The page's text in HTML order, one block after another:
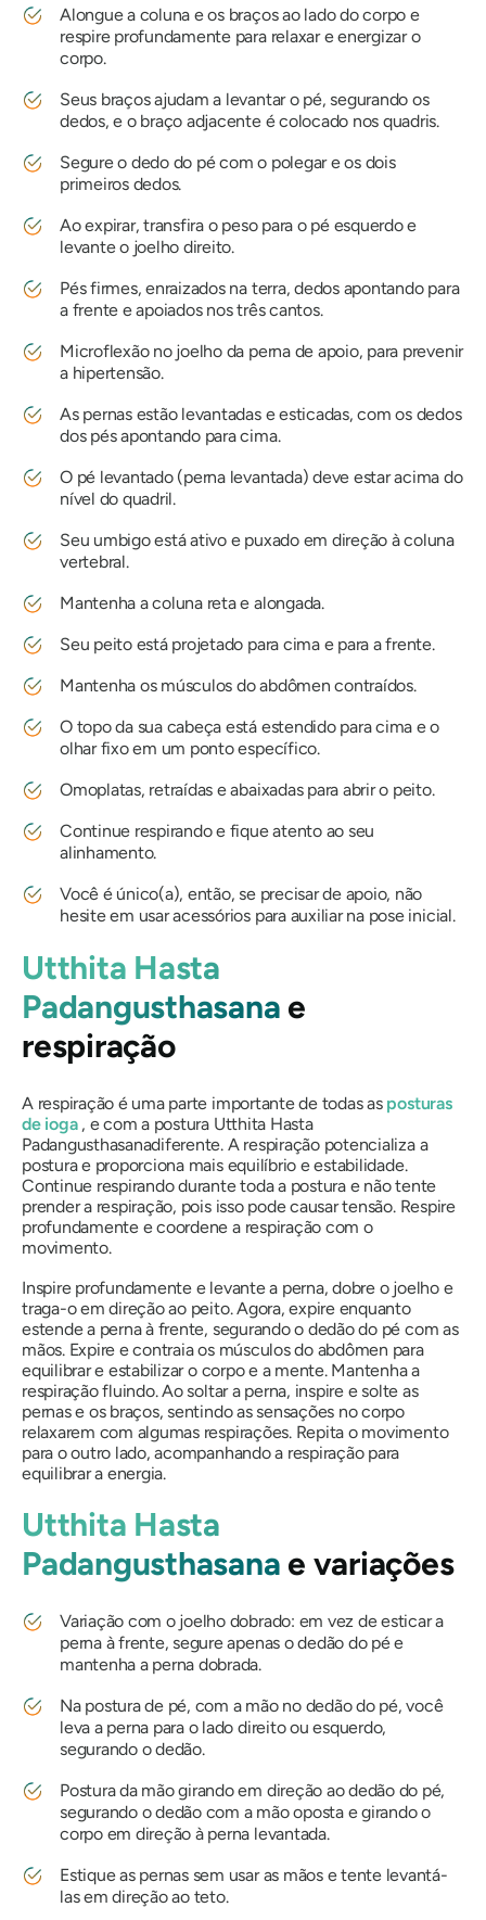
Alongue a coluna e os braços ao lado do corpo e
respire profundamente para relaxar e energizar o
corpo.
Seus braços ajudam a levantar o pé, segurando os
dedos, e o braço adjacente é colocado nos quadris.
Segure o dedo do pé com o polegar e os dois
primeiros dedos.
Ao expirar, transfira o peso para o pé esquerdo e
levante o joelho direito.
Pés firmes, enraizados na terra, dedos apontando para
a frente e apoiados nos três cantos.
Microflexão no joelho da perna de apoio, para prevenir
a hipertensão.
As pernas estão levantadas e esticadas, com os dedos
dos pés apontando para cima.
O pé levantado (perna levantada) deve estar acima do
nível do quadril.
Seu umbigo está ativo e puxado em direção à coluna
vertebral.
Mantenha a coluna reta e alongada.
Seu peito está projetado para cima e para a frente.
Mantenha os músculos do abdômen contraídos.
O topo da sua cabeça está estendido para cima e o
olhar fixo em um ponto específico.
Omoplatas, retraídas e abaixadas para abrir o peito.
Continue respirando e fique atento ao seu
alinhamento.
Você é único(a), então, se precisar de apoio, não
hesite em usar acessórios para auxiliar na pose inicial.
Utthita Hasta
Padangusthasana e
respiração
A respiração é uma parte importante de todas as posturas
de ioga, e com a postura Utthita Hasta
Padangusthasanadiferente. A respiração potencializa a
postura e proporciona mais equilíbrio e estabilidade.
Continue respirando durante toda a postura e não tente
prender a respiração, pois isso pode causar tensão. Respire
profundamente e coordene a respiração com o
movimento.
Inspire profundamente e levante a perna, dobre o joelho e
traga-o em direção ao peito. Agora, expire enquanto
estende a perna à frente, segurando o dedão do pé com as
mãos. Expire e contraia os músculos do abdômen para
equilibrar e estabilizar o corpo e a mente. Mantenha a
respiração fluindo. Ao soltar a perna, inspire e solte as
pernas e os braços, sentindo as sensações no corpo
relaxarem com algumas respirações. Repita o movimento
para o outro lado, acompanhando a respiração para
equilibrar a energia.
Utthita Hasta
Padangusthasana e variações
Variação com o joelho dobrado: em vez de esticar a
perna à frente, segure apenas o dedão do pé e
mantenha a perna dobrada.
Na postura de pé, com a mão no dedão do pé, você
leva a perna para o lado direito ou esquerdo,
segurando o dedão.
Postura da mão girando em direção ao dedão do pé,
segurando o dedão com a mão oposta e girando o
corpo em direção à perna levantada.
Estique as pernas sem usar as mãos e tente levantá-
las em direção ao teto.